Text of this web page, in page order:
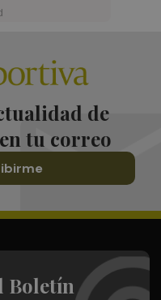
de
tu correo
Boletín